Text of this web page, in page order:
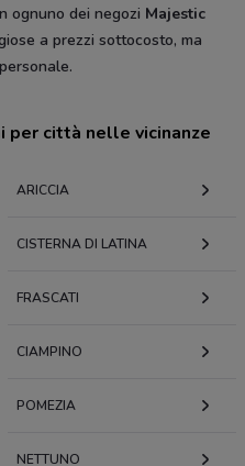
ognuno dei negozi Majestic
a prezzi sottocosto, ma
città nelle vicinanze
ARICCIA
CISTERNA DI LATINA
FRASCATI
CIAMPINO
POMEZIA
NETTUNO